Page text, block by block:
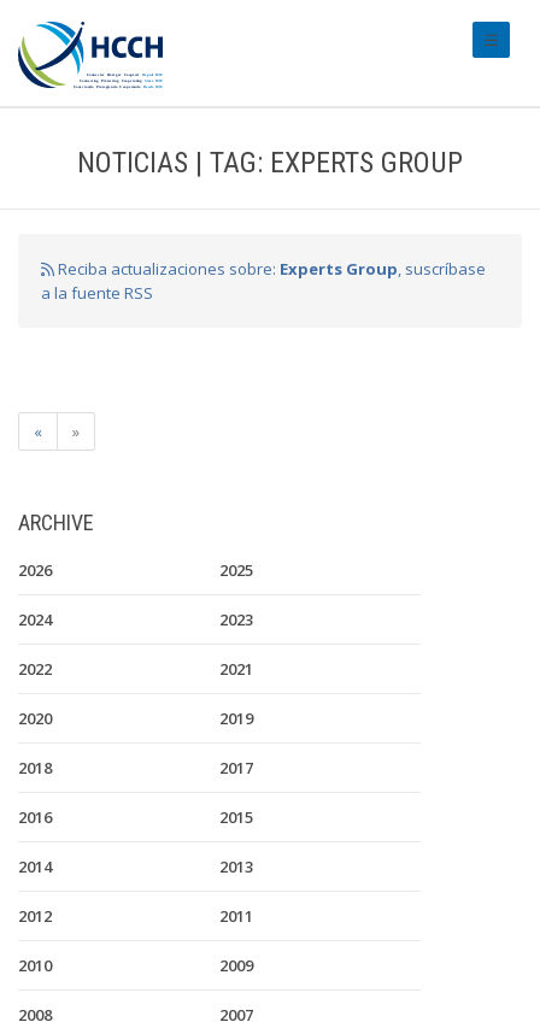
NOTICIAS | TAG: EXPERTS GROUP
Reciba actualizaciones sobre: Experts Group, suscríbase
a la fuente RSS
« »
ARCHIVE
2026 2025
2024 2023
2022 2021
2020 2019
2018 2017
2016 2015
2014 2013
2012 2011
2010 2009
2008 2007